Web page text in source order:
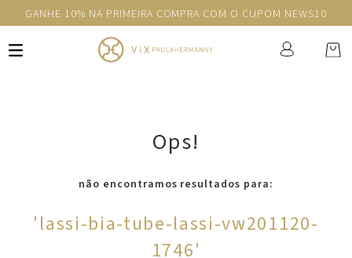
GANHE 10% NA PRIMEIRA COMPRA COM O CUPOM NEWS10
Ops!
não encontramos resultados para:
'lassi-bia-tube-lassi-vw201120-
1746'